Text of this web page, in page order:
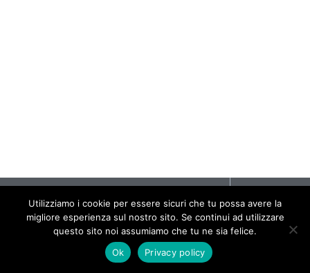
VLADEK CWALINSKI
Copyright © 2021 · All rights reserved. É vietata la copia e la
riproduzione dei contenuti e immagini in qualsiasi forma.
Privacy
Policy
Credits
Utilizziamo i cookie per essere sicuri che tu possa avere la
migliore esperienza sul nostro sito. Se continui ad utilizzare
questo sito noi assumiamo che tu ne sia felice.
Ok
Privacy policy